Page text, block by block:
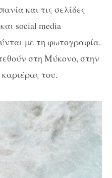
και τις σελίδες
social media
με τη φωτογραφία.
στη Μύκονο, στην
του.